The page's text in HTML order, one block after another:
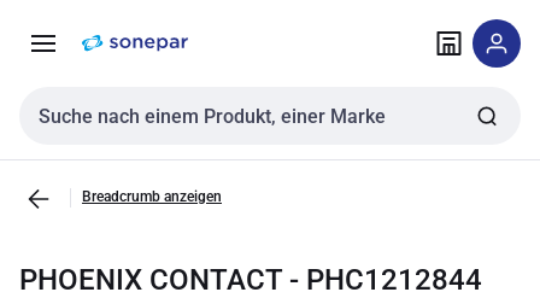
NavigationInhalt
Sucheingabe
Breadcrumb anzeigen
PHOENIX CONTACT - PHC1212844